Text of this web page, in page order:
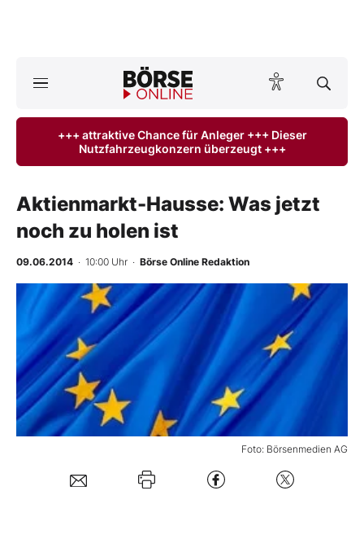
Anlageprodukte
Finanz-Check
Abo & Shop
Experten
Mein B:O
Mein Konto
+++ attraktive Chance für Anleger +++ Dieser
Nutzfahrzeugkonzern überzeugt +++
Aktienmarkt-Hausse: Was jetzt
noch zu holen ist
09.06.2014 · 10:00 Uhr · Börse Online Redaktion
Foto: Börsenmedien AG